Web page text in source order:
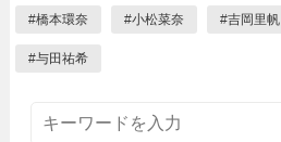
#橋本環奈 #小松菜奈 #吉岡里帆
#与田祐希